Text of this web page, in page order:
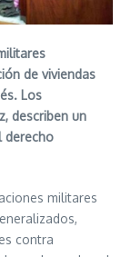
de viviendas
Los
describen un
derecho
militares
contra